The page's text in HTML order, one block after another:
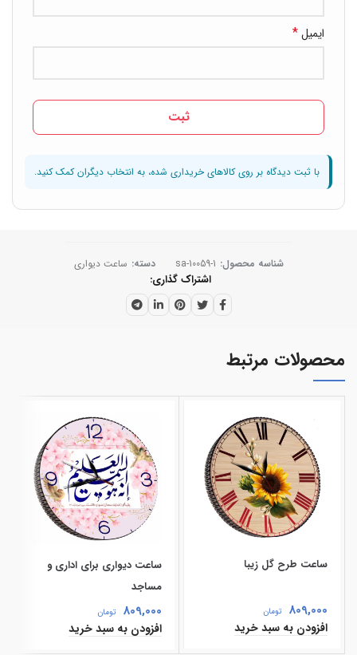
ایمیل*
شناسه محصول: sa-10059-1 دسته: ساعت دیواری
اشتراک گذاری
محصولات مرتبط
ساعت طرح گل زیبا
809,000 تومان
افزودن به سبد خرید
ساعت دیواری برای اداری و
مساجد
809,000 تومان
افزودن به سبد خرید